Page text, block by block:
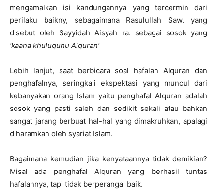
mengamalkan isi kandungannya yang tercermin dari
perilaku baikny, sebagaimana Rasulullah Saw. yang
disebut oleh Sayyidah Aisyah ra. sebagai sosok yang
‘kaana khuluquhu Alquran’
Lebih lanjut, saat berbicara soal hafalan Alquran dan
penghafalnya, seringkali ekspektasi yang muncul dari
kebanyakan orang Islam yaitu penghafal Alquran adalah
sosok yang pasti saleh dan sedikit sekali atau bahkan
sangat jarang berbuat hal-hal yang dimakruhkan, apalagi
diharamkan oleh syariat Islam.
Bagaimana kemudian jika kenyataannya tidak demikian?
Misal ada penghafal Alquran yang berhasil tuntas
hafalannya, tapi tidak berperangai baik.